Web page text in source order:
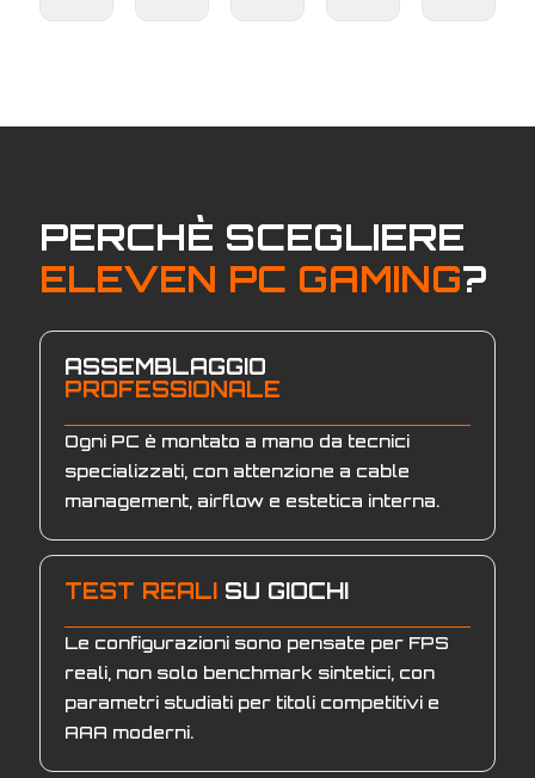
PERCHÈ SCEGLIERE
ELEVEN PC GAMING?
ASSEMBLAGGIO
PROFESSIONALE
Ogni PC è montato a mano da tecnici
specializzati, con attenzione a cable
management, airflow e estetica interna.
TEST REALI SU GIOCHI
Le configurazioni sono pensate per FPS
reali, non solo benchmark sintetici, con
parametri studiati per titoli competitivi e
AAA moderni.